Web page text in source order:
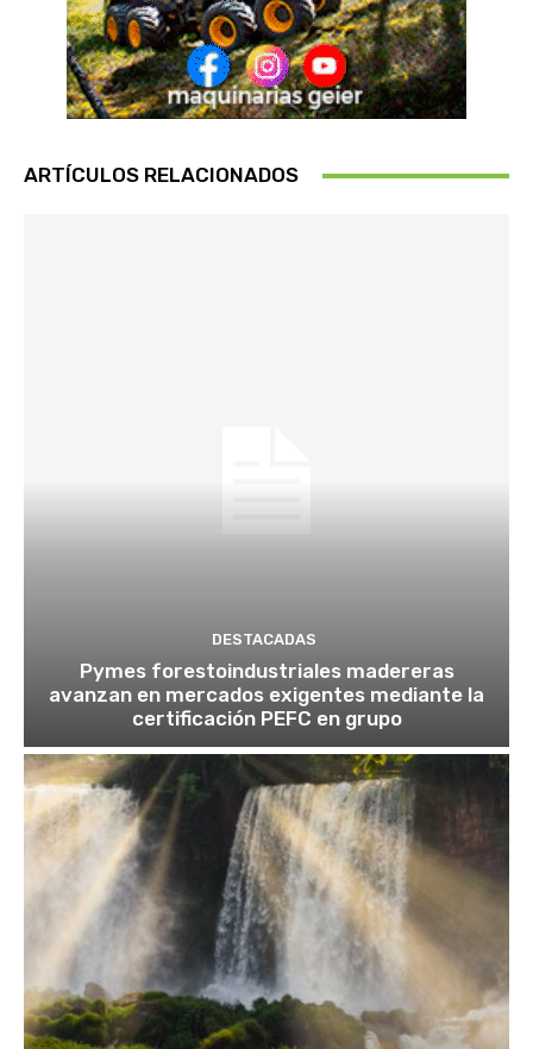
ARTÍCULOS RELACIONADOS
DESTACADAS
Pymes forestoindustriales madereras
avanzan en mercados exigentes mediante la
certificación PEFC en grupo